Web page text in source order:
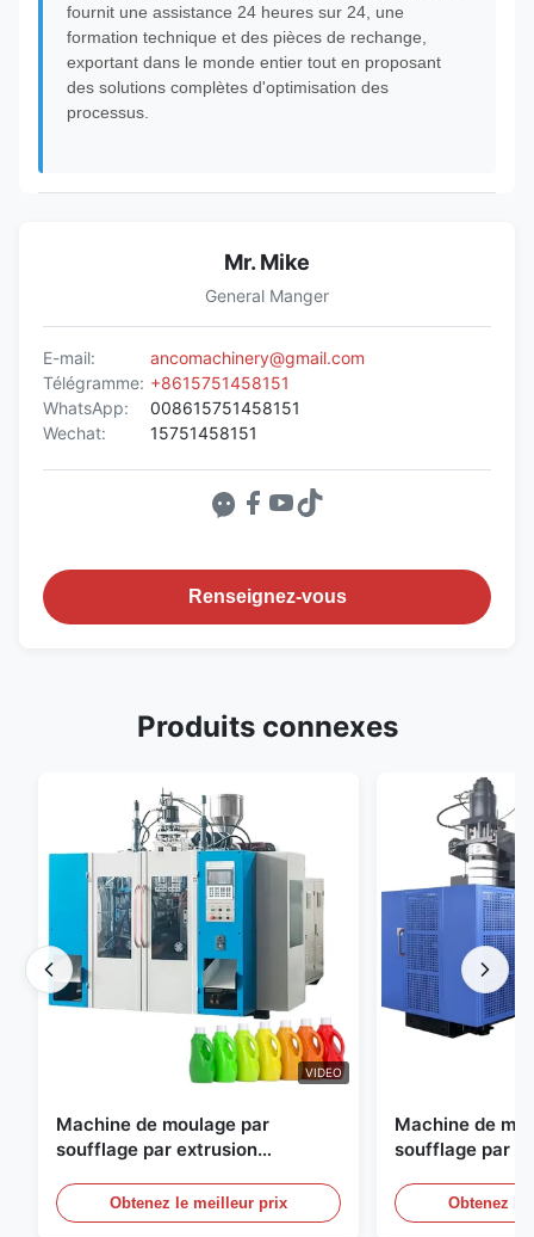
fournit une assistance 24 heures sur 24, une
formation technique et des pièces de rechange,
exportant dans le monde entier tout en proposant
des solutions complètes d'optimisation des
processus.
Mr. Mike
General Manger
E-mail:
ancomachinery@gmail.com
Télégramme: +8615751458151
WhatsApp:
008615751458151
Wechat:
15751458151
Renseignez-vous
Produits connexes
VIDEO
Machine de moulage par
soufflage par extrusion
Obtenez le meilleur prix
Machine de
soufflage par
moulage par
automatique
Obtenez